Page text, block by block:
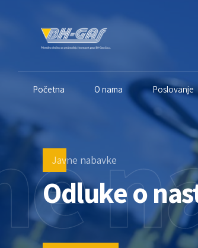
Početna O nama Poslovanje
Javne nabavke
Odluke o